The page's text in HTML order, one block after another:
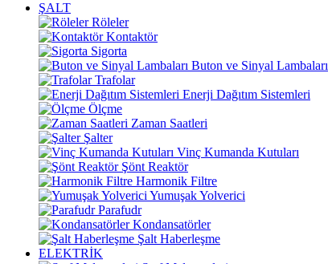
ŞALT
Röleler
Kontaktör
Sigorta
Buton ve Sinyal Lambaları
Trafolar
Enerji Dağıtım Sistemleri
Ölçme
Zaman Saatleri
Şalter
Vinç Kumanda Kutuları
Şönt Reaktör
Harmonik Filtre
Yumuşak Yolverici
Parafudr
Kondansatörler
Şalt Haberleşme
ELEKTRİK